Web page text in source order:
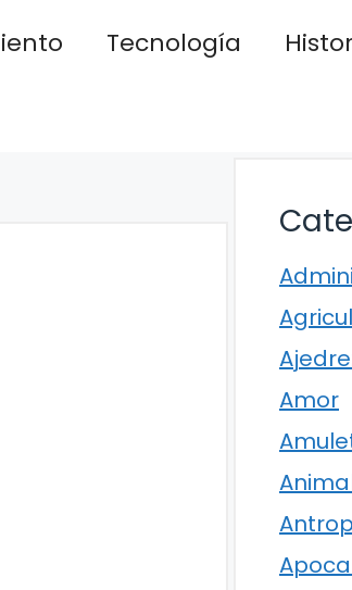
Tecnología
Amor